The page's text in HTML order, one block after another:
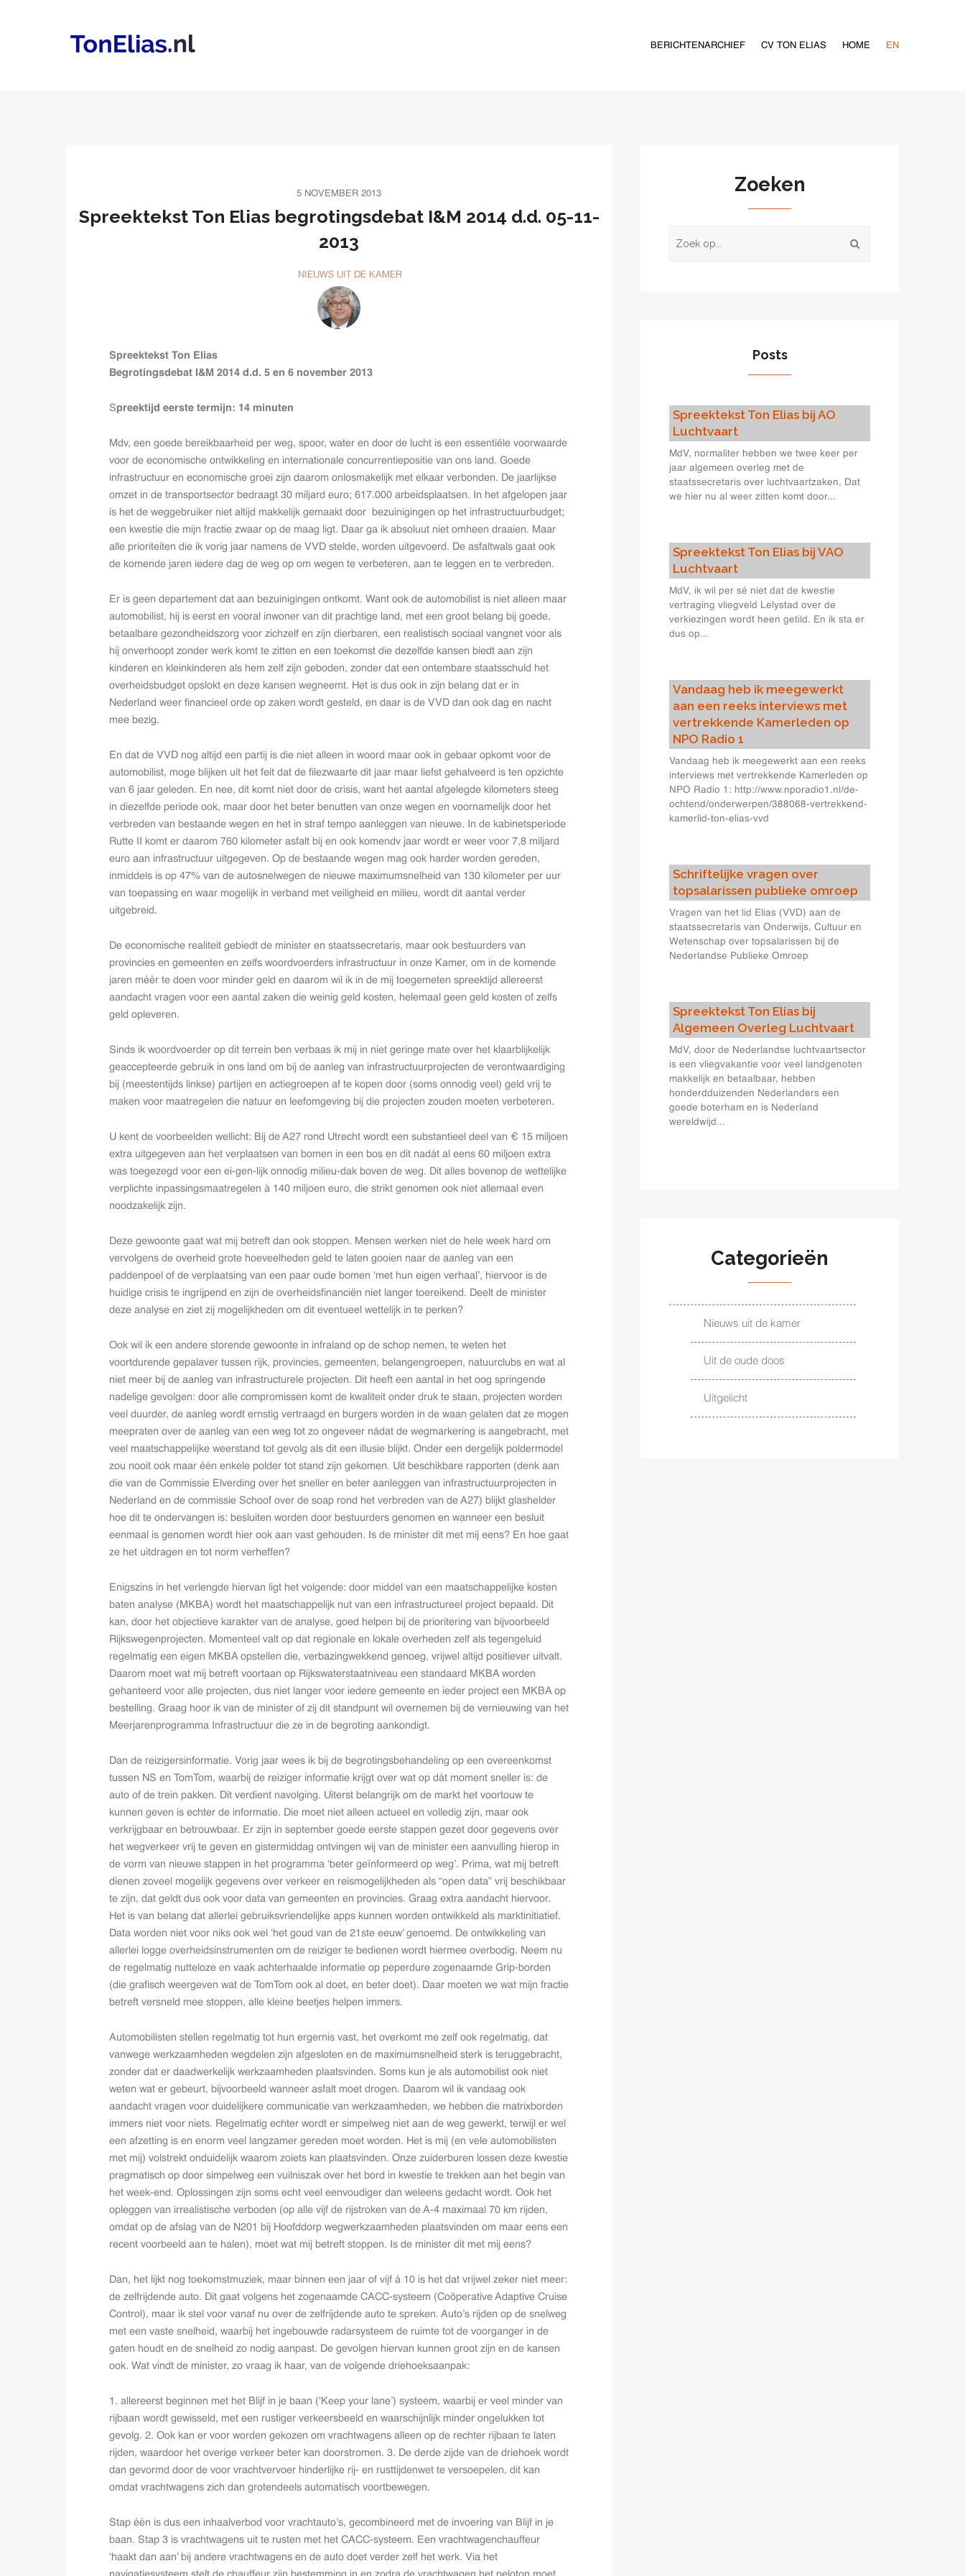
BERICHTENARCHIEF CV TON ELIAS HOME EN
5 NOVEMBER 2013
Spreektekst Ton Elias begrotingsdebat I&M 2014 d.d. 05-11-
2013
NIEUWS UIT DE KAMER
Spreektekst Ton Elias
Begrotingsdebat I&M 2014 d.d. 5 en 6 november 2013
Spreektijd eerste termijn: 14 minuten
Mdv, een goede bereikbaarheid per weg, spoor, water en door de lucht is een essentiële voorwaarde
voor de economische ontwikkeling en internationale concurrentiepositie van ons land. Goede
infrastructuur en economische groei zijn daarom onlosmakelijk met elkaar verbonden. De jaarlijkse
omzet in de transportsector bedraagt 30 miljard euro; 617.000 arbeidsplaatsen. In het afgelopen jaar
is het de weggebruiker niet altijd makkelijk gemaakt door bezuinigingen op het infrastructuurbudget;
een kwestie die mijn fractie zwaar op de maag ligt. Daar ga ik absoluut niet omheen draaien. Maar
alle prioriteiten die ik vorig jaar namens de VVD stelde, worden uitgevoerd. De asfaltwals gaat ook
de komende jaren iedere dag de weg op om wegen te verbeteren, aan te leggen en te verbreden.
Er is geen departement dat aan bezuinigingen ontkomt. Want ook de automobilist is niet alleen maar
automobilist, hij is eerst en vooral inwoner van dit prachtige land, met een groot belang bij goede,
betaalbare gezondheidszorg voor zichzelf en zijn dierbaren, een realistisch sociaal vangnet voor als
hij onverhoopt zonder werk komt te zitten en een toekomst die dezelfde kansen biedt aan zijn
kinderen en kleinkinderen als hem zelf zijn geboden, zonder dat een ontembare staatsschuld het
overheidsbudget opslokt en deze kansen wegneemt. Het is dus ook in zijn belang dat er in
Nederland weer financieel orde op zaken wordt gesteld, en daar is de VVD dan ook dag en nacht
mee bezig.
En dat de VVD nog altijd een partij is die niet alleen in woord maar ook in gebaar opkomt voor de
automobilist, moge blijken uit het feit dat de filezwaarte dit jaar maar liefst gehalveerd is ten opzichte
van 6 jaar geleden. En nee, dit komt niet door de crisis, want het aantal afgelegde kilometers steeg
in diezelfde periode ook, maar door het beter benutten van onze wegen en voornamelijk door het
verbreden van bestaande wegen en het in straf tempo aanleggen van nieuwe. In de kabinetsperiode
Rutte II komt er daarom 760 kilometer asfalt bij en ook komendv jaar wordt er weer voor 7,8 miljard
euro aan infrastructuur uitgegeven. Op de bestaande wegen mag ook harder worden gereden,
inmiddels is op 47% van de autosnelwegen de nieuwe maximumsnelheid van 130 kilometer per uur
van toepassing en waar mogelijk in verband met veiligheid en milieu, wordt dit aantal verder
uitgebreid.
De economische realiteit gebiedt de minister en staatssecretaris, maar ook bestuurders van
provincies en gemeenten en zelfs woordvoerders infrastructuur in onze Kamer, om in de komende
jaren méér te doen voor minder geld en daarom wil ik in de mij toegemeten spreektijd allereerst
aandacht vragen voor een aantal zaken die weinig geld kosten, helemaal geen geld kosten of zelfs
geld opleveren.
Sinds ik woordvoerder op dit terrein ben verbaas ik mij in niet geringe mate over het klaarblijkelijk
geaccepteerde gebruik in ons land om bij de aanleg van infrastructuurprojecten de verontwaardiging
bij (meestentijds linkse) partijen en actiegroepen af te kopen door (soms onnodig veel) geld vrij te
maken voor maatregelen die natuur en leefomgeving bij die projecten zouden moeten verbeteren.
U kent de voorbeelden wellicht: Bij de A27 rond Utrecht wordt een substantieel deel van € 15 miljoen
extra uitgegeven aan het verplaatsen van bomen in een bos en dit nadát al eens 60 miljoen extra
was toegezegd voor een ei-gen-lijk onnodig milieu-dak boven de weg. Dit alles bovenop de wettelijke
verplichte inpassingsmaatregelen à 140 miljoen euro, die strikt genomen ook niet allemaal even
noodzakelijk zijn.
Deze gewoonte gaat wat mij betreft dan ook stoppen. Mensen werken niet de hele week hard om
vervolgens de overheid grote hoeveelheden geld te laten gooien naar de aanleg van een
paddenpoel of de verplaatsing van een paar oude bomen ‘met hun eigen verhaal’, hiervoor is de
huidige crisis te ingrijpend en zijn de overheidsfinanciën niet langer toereikend. Deelt de minister
deze analyse en ziet zij mogelijkheden om dit eventueel wettelijk in te perken?
Ook wil ik een andere storende gewoonte in infraland op de schop nemen, te weten het
voortdurende gepalaver tussen rijk, provincies, gemeenten, belangengroepen, natuurclubs en wat al
niet meer bij de aanleg van infrastructurele projecten. Dit heeft een aantal in het oog springende
nadelige gevolgen: door alle compromissen komt de kwaliteit onder druk te staan, projecten worden
veel duurder, de aanleg wordt ernstig vertraagd en burgers worden in de waan gelaten dat ze mogen
meepraten over de aanleg van een weg tot zo ongeveer nádat de wegmarkering is aangebracht, met
veel maatschappelijke weerstand tot gevolg als dit een illusie blijkt. Onder een dergelijk poldermodel
zou nooit ook maar één enkele polder tot stand zijn gekomen. Uit beschikbare rapporten (denk aan
die van de Commissie Elverding over het sneller en beter aanleggen van infrastructuurprojecten in
Nederland en de commissie Schoof over de soap rond het verbreden van de A27) blijkt glashelder
hoe dit te ondervangen is: besluiten worden door bestuurders genomen en wanneer een besluit
eenmaal is genomen wordt hier ook aan vast gehouden. Is de minister dit met mij eens? En hoe gaat
ze het uitdragen en tot norm verheffen?
Enigszins in het verlengde hiervan ligt het volgende: door middel van een maatschappelijke kosten
baten analyse (MKBA) wordt het maatschappelijk nut van een infrastructureel project bepaald. Dit
kan, door het objectieve karakter van de analyse, goed helpen bij de prioritering van bijvoorbeeld
Rijkswegenprojecten. Momenteel valt op dat regionale en lokale overheden zelf als tegengeluid
regelmatig een eigen MKBA opstellen die, verbazingwekkend genoeg, vrijwel altijd positiever uitvalt.
Daarom moet wat mij betreft voortaan op Rijkswaterstaatniveau een standaard MKBA worden
gehanteerd voor alle projecten, dus niet langer voor iedere gemeente en ieder project een MKBA op
bestelling. Graag hoor ik van de minister of zij dit standpunt wil overnemen bij de vernieuwing van het
Meerjarenprogramma Infrastructuur die ze in de begroting aankondigt.
Dan de reizigersinformatie. Vorig jaar wees ik bij de begrotingsbehandeling op een overeenkomst
tussen NS en TomTom, waarbij de reiziger informatie krijgt over wat op dát moment sneller is: de
auto of de trein pakken. Dit verdient navolging. Uiterst belangrijk om de markt het voortouw te
kunnen geven is echter de informatie. Die moet niet alleen actueel en volledig zijn, maar ook
verkrijgbaar en betrouwbaar. Er zijn in september goede eerste stappen gezet door gegevens over
het wegverkeer vrij te geven en gistermiddag ontvingen wij van de minister een aanvulling hierop in
de vorm van nieuwe stappen in het programma ‘beter geïnformeerd op weg’. Prima, wat mij betreft
dienen zoveel mogelijk gegevens over verkeer en reismogelijkheden als “open data” vrij beschikbaar
te zijn, dat geldt dus ook voor data van gemeenten en provincies. Graag extra aandacht hiervoor.
Het is van belang dat allerlei gebruiksvriendelijke apps kunnen worden ontwikkeld als marktinitiatief.
Data worden niet voor niks ook wel ‘het goud van de 21ste eeuw’ genoemd. De ontwikkeling van
allerlei logge overheidsinstrumenten om de reiziger te bedienen wordt hiermee overbodig. Neem nu
de regelmatig nutteloze en vaak achterhaalde informatie op peperdure zogenaamde Grip-borden
(die grafisch weergeven wat de TomTom ook al doet, en beter doet). Daar moeten we wat mijn fractie
betreft versneld mee stoppen, alle kleine beetjes helpen immers.
Automobilisten stellen regelmatig tot hun ergernis vast, het overkomt me zelf ook regelmatig, dat
vanwege werkzaamheden wegdelen zijn afgesloten en de maximumsnelheid sterk is teruggebracht,
zonder dat er daadwerkelijk werkzaamheden plaatsvinden. Soms kun je als automobilist ook niet
weten wat er gebeurt, bijvoorbeeld wanneer asfalt moet drogen. Daarom wil ik vandaag ook
aandacht vragen voor duidelijkere communicatie van werkzaamheden, we hebben die matrixborden
immers niet voor niets. Regelmatig echter wordt er simpelweg niet aan de weg gewerkt, terwijl er wel
een afzetting is en enorm veel langzamer gereden moet worden. Het is mij (en vele automobilisten
met mij) volstrekt onduidelijk waarom zoiets kan plaatsvinden. Onze zuiderburen lossen deze kwestie
pragmatisch op door simpelweg een vuilniszak over het bord in kwestie te trekken aan het begin van
het week-end. Oplossingen zijn soms echt veel eenvoudiger dan weleens gedacht wordt. Ook het
opleggen van irrealistische verboden (op alle vijf de rijstroken van de A-4 maximaal 70 km rijden,
omdat op de afslag van de N201 bij Hoofddorp wegwerkzaamheden plaatsvinden om maar eens een
recent voorbeeld aan te halen), moet wat mij betreft stoppen. Is de minister dit met mij eens?
Dan, het lijkt nog toekomstmuziek, maar binnen een jaar of vijf á 10 is het dat vrijwel zeker niet meer:
de zelfrijdende auto. Dit gaat volgens het zogenaamde CACC-systeem (Coöperative Adaptive Cruise
Control), maar ik stel voor vanaf nu over de zelfrijdende auto te spreken. Auto’s rijden op de snelweg
met een vaste snelheid, waarbij het ingebouwde radarsysteem de ruimte tot de voorganger in de
gaten houdt en de snelheid zo nodig aanpast. De gevolgen hiervan kunnen groot zijn en de kansen
ook. Wat vindt de minister, zo vraag ik haar, van de volgende driehoeksaanpak:
1. allereerst beginnen met het Blijf in je baan (‘Keep your lane’) systeem, waarbij er veel minder van
rijbaan wordt gewisseld, met een rustiger verkeersbeeld en waarschijnlijk minder ongelukken tot
gevolg. 2. Ook kan er voor worden gekozen om vrachtwagens alleen op de rechter rijbaan te laten
rijden, waardoor het overige verkeer beter kan doorstromen. 3. De derde zijde van de driehoek wordt
dan gevormd door de voor vrachtvervoer hinderlijke rij- en rusttijdenwet te versoepelen, dit kan
omdat vrachtwagens zich dan grotendeels automatisch voortbewegen.
Stap één is dus een inhaalverbod voor vrachtauto’s, gecombineerd met de invoering van Blijf in je
baan. Stap 3 is vrachtwagens uit te rusten met het CACC-systeem. Een vrachtwagenchauffeur
‘haakt dan aan’ bij andere vrachtwagens en de auto doet verder zelf het werk. Via het
Zoeken
Posts
Spreektekst Ton Elias bij AO
Luchtvaart
MdV, normaliter hebben we twee keer per
jaar algemeen overleg met de
staatssecretaris over luchtvaartzaken. Dat
we hier nu al weer zitten komt door...
Spreektekst Ton Elias bij VAO
Luchtvaart
MdV, ik wil per sé niet dat de kwestie
vertraging vliegveld Lelystad over de
verkiezingen wordt heen getild. En ik sta er
dus op...
Vandaag heb ik meegewerkt
aan een reeks interviews met
vertrekkende Kamerleden op
NPO Radio 1
Vandaag heb ik meegewerkt aan een reeks
interviews met vertrekkende Kamerleden op
NPO Radio 1: http://www.nporadio1.nl/de-
ochtend/onderwerpen/388068-vertrekkend-
kamerlid-ton-elias-vvd
Schriftelijke vragen over
topsalarissen publieke omroep
Vragen van het lid Elias (VVD) aan de
staatssecretaris van Onderwijs, Cultuur en
Wetenschap over topsalarissen bij de
Nederlandse Publieke Omroep
Spreektekst Ton Elias bij
Algemeen Overleg Luchtvaart
MdV, door de Nederlandse luchtvaartsector
is een vliegvakantie voor veel landgenoten
makkelijk en betaalbaar, hebben
honderdduizenden Nederlanders een
goede boterham en is Nederland
wereldwijd...
Categorieën
Nieuws uit de kamer
Uit de oude doos
Uitgelicht